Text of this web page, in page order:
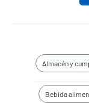
Almacén y
Bebida